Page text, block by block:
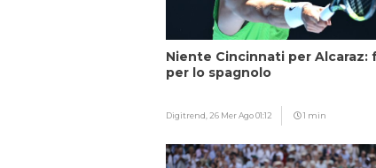
Niente Cincinnati per Alcaraz:
per lo spagnolo
Digitrend, 26 Mer Ago 01:12 1 min